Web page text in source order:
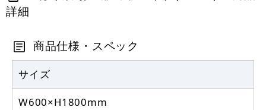
367円 税抜
詳細
商品仕様・スペック
サイズ
W600×H1800mm